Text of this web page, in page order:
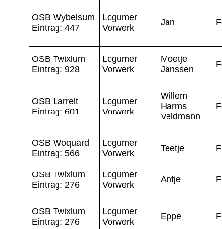
OSB Wybelsum
Eintrag: 447
Logumer
Vorwerk
Jan
OSB Twixlum
Eintrag: 928
Logumer
Vorwerk
Moetje
Janssen
OSB Larrelt
Eintrag: 601
Logumer
Vorwerk
Willem
Harms
Veldmann
OSB Woquard
Eintrag: 566
Logumer
Vorwerk
Teetje
OSB Twixlum
Eintrag: 276
Logumer
Vorwerk
Antje
OSB Twixlum
Eintrag: 276
Logumer
Vorwerk
Eppe